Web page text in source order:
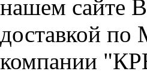
нашем сайте
доставкой
компании